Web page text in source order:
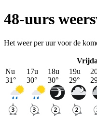
48-uurs
Het weer per uur voor de
Nu
31°
17u
30°
18u
30°
19u
29°